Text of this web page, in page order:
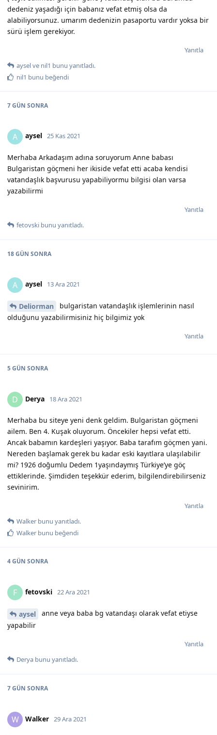
dedeniz yaşadığı için babanız vefat etmiş olsa da
alabiliyorsunuz. umarım dedenizin pasaportu vardır yoksa bir
sürü işlem gerekiyor.
Yanıtla
ayselve nil1 bunu yanıtladı.
nil1 bunu beğendi
7 GÜN SONRA
A aysel 25 Kas 2021
Merhaba Arkadaşım adına soruyorum Anne babası
Bulgaristan göçmeni her ikiside vefat etti acaba kendisi
vatandaşlık başvurusu yapabiliyormu bilgisi olan varsa
yazabilirmi
Yanıtla
fetovski bunu yanıtladı.
18 GÜN SONRA
A aysel 13 Ara 2021
Deliorman
bulgaristan vatandaşlık işlemlerinin nasıl
olduğunu yazabilirmisiniz hiç bilgimiz yok
Yanıtla
5 GÜN SONRA
D Derya 18 Ara 2021
Merhaba bu siteye yeni denk geldim. Bulgaristan göçmeni
ailem. Ben 4. Kuşak oluyorum. Öncekiler hepsi vefat etti.
Ancak babamın kardeşleri yaşıyor. Baba tarafım göçmen yani.
Nereden başlamak gerek bu kadar eski kayıtlara ulaşılabilir
mi? 1926 doğumlu Dedem 1yaşındaymış Türkiye’ye göç
ettiklerinde. Şimdiden teşekkür ederim, bilgilendirebilirseniz
sevinirim.
Yanıtla
Walker bunu yanıtladı.
Walker bunu beğendi
4 GÜN SONRA
F fetovski 22 Ara 2021
aysel
anne veya baba bg vatandaşı olarak vefat etiyse
yapabilir
Yanıtla
Derya bunu yanıtladı.
7 GÜN SONRA
W Walker 29 Ara 2021